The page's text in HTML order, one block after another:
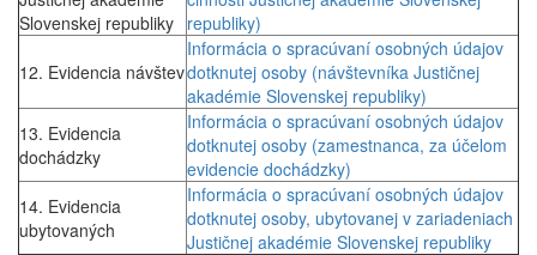
Slovenskej republiky republiky)
12. Evidencia návštev
Informácia o spracúvaní osobných údajov
dotknutej osoby (návštevníka Justičnej
akadémie Slovenskej republiky)
13. Evidencia
dochádzky
Informácia o spracúvaní osobných údajov
dotknutej osoby (zamestnanca, za účelom
evidencie dochádzky)
14. Evidencia
ubytovaných
Informácia o spracúvaní osobných údajov
dotknutej osoby, ubytovanej v zariadeniach
Justičnej akadémie Slovenskej republiky